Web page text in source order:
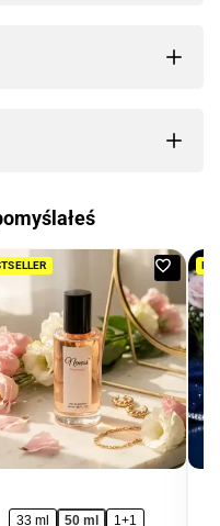
Dodaj
33 ml 50 ml 1+1